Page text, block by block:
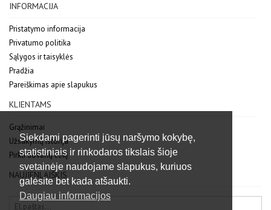
Siekdami pagerinti jūsų naršymo kokybę,
statistiniais ir rinkodaros tikslais šioje
svetainėje naudojame slapukus, kuriuos
galėsite bet kada atšaukti.
Daugiau informacijos
INFORMACIJA
Pristatymo informacija
Privatumo politika
Sąlygos ir taisyklės
Pradžia
Pareiškimas apie slapukus
KLIENTAMS
Grąžinimai
Užsakymų istorija
Pirkti dovanų čekį
NAUJIENLAIŠKIS